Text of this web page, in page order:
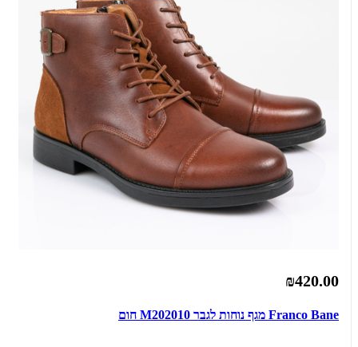
₪420.00
Franco Bane מגף נוחות לגבר M202010 חום